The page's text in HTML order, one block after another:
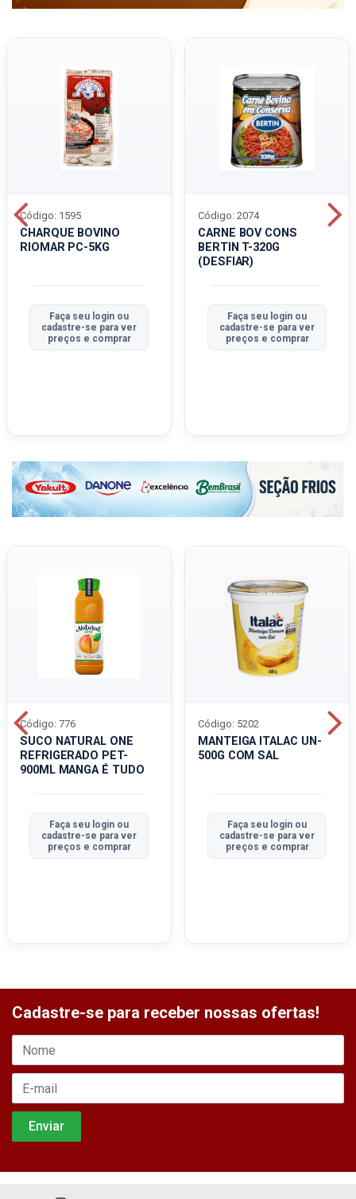
CHARQUE BOVINO
RIOMAR PC-5KG
Código: 1595
Faça seu login ou
cadastre-se para ver
preços e comprar
CARNE BOV CONS
BERTIN T-320G
(DESFIAR)
Código: 2074
Faça seu login ou
cadastre-se para ver
preços e comprar
SUCO NATURAL ONE
REFRIGERADO PET-
900ML MANGA É TUDO
Código: 776
Faça seu login ou
cadastre-se para ver
preços e comprar
MANTEIGA ITALAC UN-
500G COM SAL
Código: 5202
Faça seu login ou
cadastre-se para ver
preços e comprar
Cadastre-se para receber nossas ofertas!